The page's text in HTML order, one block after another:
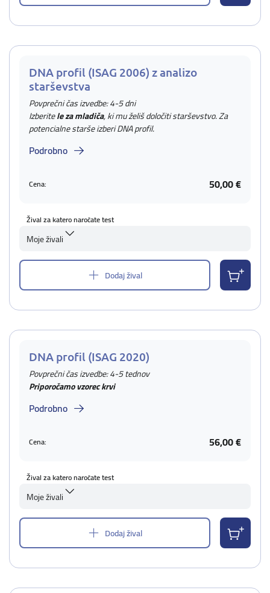
DNA profil (ISAG 2006) z analizo
starševstva
Povprečni čas izvedbe: 4-5 dni
Izberitele za mladiča, ki mu želiš določiti starševstvo. Za
potencialne starše izberi DNA profil.
Podrobno
Cena: 50,00 €
Žival za katero naročate test
Moje živali
Dodaj žival
DNA profil (ISAG 2020)
Povprečni čas izvedbe: 4-5 tednov
Priporočamo vzorec krvi
Podrobno
Cena: 56,00 €
Žival za katero naročate test
Moje živali
Dodaj žival